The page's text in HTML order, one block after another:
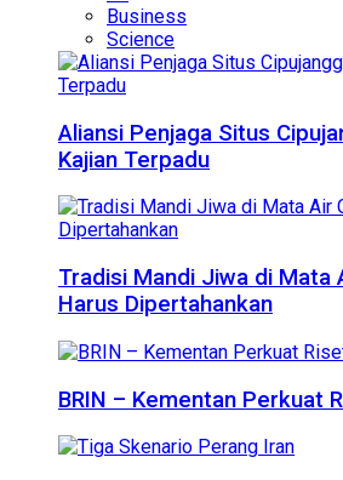
Business
Science
Aliansi Penjaga Situs
Kajian Terpadu
Tradisi Mandi Jiwa di Mata
Harus Dipertahankan
BRIN – Kementan Perkuat